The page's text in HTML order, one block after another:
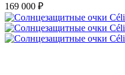
169 000 ₽